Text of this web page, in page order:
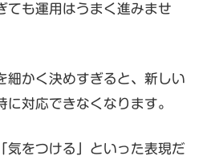
ても運用はうまく進みませ
細かく決めすぎると、新しい
対応できなくなります。
気をつける」といった表現だ